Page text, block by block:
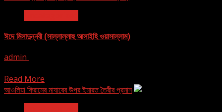
ঈদে মিলাদুন্নবী (সাল্লাল্লাহু আলাইহি ওয়াসাল্লাম)
admin
Read More
আওলিয়া কিরামের মাযারের উপর ইমারত তৈরীর প্রমান